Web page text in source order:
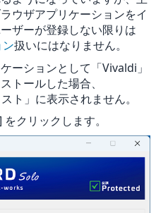
ウザアプリケーションをイ
ザーが登録しない限りは
扱いにはなりません。
ーションとして「Vivaldi」
トールした場合、
ト」に表示されません。
クリックします。